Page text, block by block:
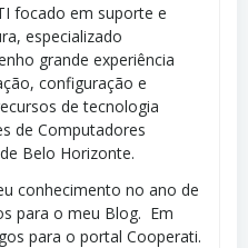
focado em suporte e
especializado
grande experiência
configuração e
de tecnologia
de Computadores
Belo Horizonte.
conhecimento no ano de
para o meu Blog. Em
para o portal Cooperati.